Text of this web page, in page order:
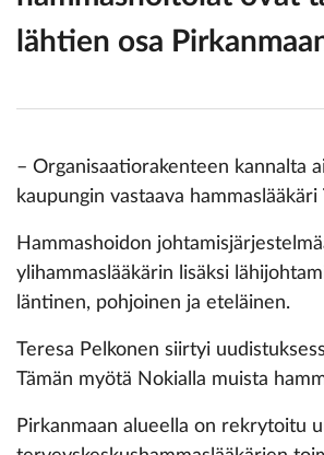
lähtien osa
– Organisaatiorakenteen kannalta
kaupungin vastaava hammaslääkäri
Hammashoidon
ylihammaslääkärin lisäksi
läntinen, pohjoinen ja eteläinen.
Teresa Pelkonen siirtyi
Tämän myötä Nokialla muista
Pirkanmaan alueella on rekrytoitu